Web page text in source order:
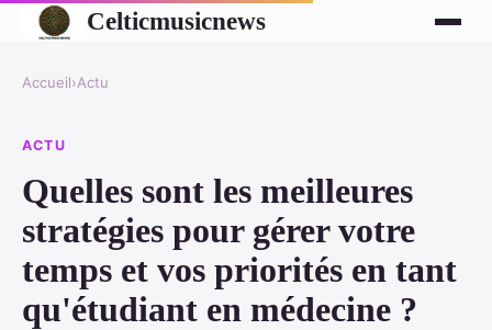
Celticmusicnews
Accueil›Actu
ACTU
Quelles sont les meilleures
stratégies pour gérer votre
temps et vos priorités en tant
qu'étudiant en médecine ?